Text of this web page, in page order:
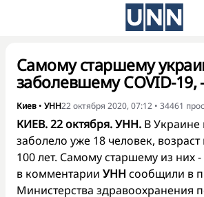
Самому старшему
заболевшему COVID-19,
Киев • УНН22 октября 2020, 07:12 • 34461
КИЕВ. 22 октября. УНН. В Украине
заболело уже 18 человек,
100 лет. Самому старшему из них -
в комментарии УНН сообщили в
Министерства здравоохранения